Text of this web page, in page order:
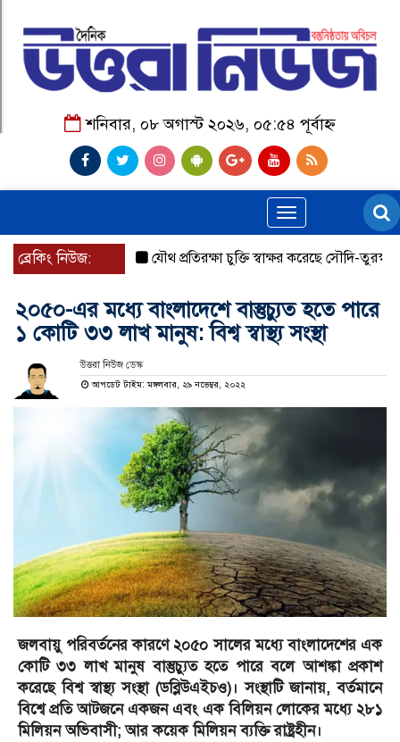
শনিবার, ০৮ অগাস্ট ২০২৬, ০৫:৫৪ পূর্বাহ্ন
Toggle
navigation
ব্রেকিং নিউজ: যৌথ প্রতিরক্ষা চুক্তি স্বাক্ষর করেছে সৌদি-তুরস্ক-
২০৫০-এর মধ্যে বাংলাদেশে বাস্তুচ্যুত হতে পারে
১ কোটি ৩৩ লাখ মানুষ: বিশ্ব স্বাস্থ্য সংস্থা
উত্তরা নিউজ ডেস্ক
আপডেট টাইম: মঙ্গলবার, ২৯ নভেম্বর, ২০২২
জলবায়ু পরিবর্তনের কারণে ২০৫০ সালের মধ্যে বাংলাদেশের এক
কোটি ৩৩ লাখ মানুষ বাস্তুচ্যুত হতে পারে বলে আশঙ্কা প্রকাশ
করেছে বিশ্ব স্বাস্থ্য সংস্থা (ডব্লিউএইচও)। সংস্থাটি জানায়, বর্তমানে
বিশ্বে প্রতি আটজনে একজন এবং এক বিলিয়ন লোকের মধ্যে ২৮১
মিলিয়ন অভিবাসী; আর কয়েক মিলিয়ন ব্যক্তি রাষ্ট্রহীন।